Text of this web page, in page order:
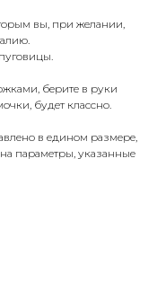
вы, при желании,
берите в руки
будет классно.
в едином размере,
параметры, указанные